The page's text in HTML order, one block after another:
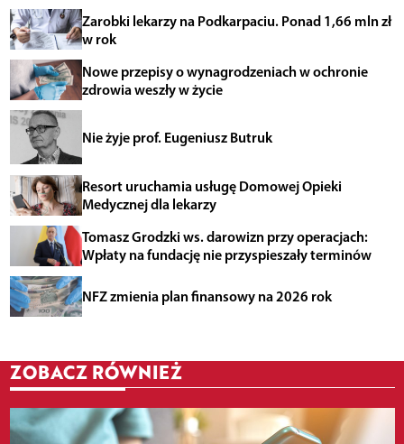
Zarobki lekarzy na Podkarpaciu. Ponad 1,66 mln zł
w rok
Nowe przepisy o wynagrodzeniach w ochronie
zdrowia weszły w życie
Nie żyje prof. Eugeniusz Butruk
Resort uruchamia usługę Domowej Opieki
Medycznej dla lekarzy
Tomasz Grodzki ws. darowizn przy operacjach:
Wpłaty na fundację nie przyspieszały terminów
NFZ zmienia plan finansowy na 2026 rok
ZOBACZ RÓWNIEŻ